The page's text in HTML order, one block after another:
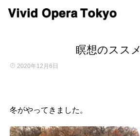
瞑想のススメ
2020年12月6日
冬がやってきました。